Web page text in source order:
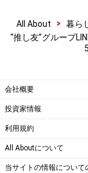
そんなふうに思
が転倒して骨折
私なりの応
これからおそら
ら、実生活を充
リさんは判断した
All About > 暮ら
“推し友”グループ
会社概要
投資家情報
利用規約
All Aboutについて
当サイトの情報について